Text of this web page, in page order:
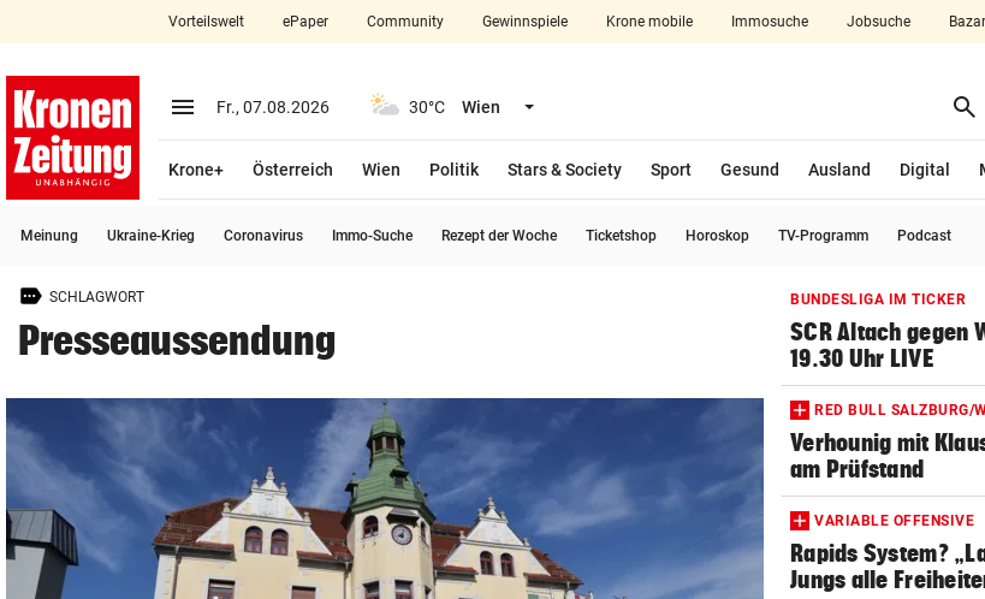
closeSchließen
account_circle Anmelden
arrow_right
bookmark
Suchbegriff
© Krone Multimedia GmbH & Co KG 2026
Muthgasse 2, 1190 Wien
Vorteilswelt ePaper Community Gewinnspiele Krone mobile Immosuche Jobsuche Bazar
menu Menü aufklappen
Fr., 07.08.2026 30°C Wien Menü aufklappen search
Krone+ Österreich Wien Politik Stars & Society Sport Gesund Ausland Digital
Meinung Ukraine-Krieg Coronavirus Immo-Suche Rezept der Woche Ticketshop Horoskop TV-Programm Podcast
SCHLAGWORT
Presseaussendung
BUNDESLIGA IM TICKER
SCR Altach gegen
19.30 Uhr LIVE
RED BULL SALZBURG/
Verhounig mit
am Prüfstand
VARIABLE OFFENSIVE
Rapids System?
Jungs alle